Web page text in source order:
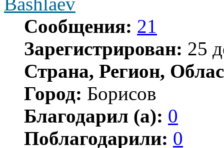
Сообщения: 21
Зарегистрирован: 25
Страна, Регион,
Город: Борисов
Благодарил (а): 0
Поблагодарили: 0